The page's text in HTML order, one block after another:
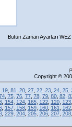
Bütün Zaman Ayarları
Copyright ©
19, 81 20, 27, 22, 23, 24, 25,
, 75, 76, 77, 78, 79, 80, 82,
, 154, 124, 165, 122, 120, 123
, 157, 158, 159, 160, 161 162
, 229, 204, 205, 206, 207, 208